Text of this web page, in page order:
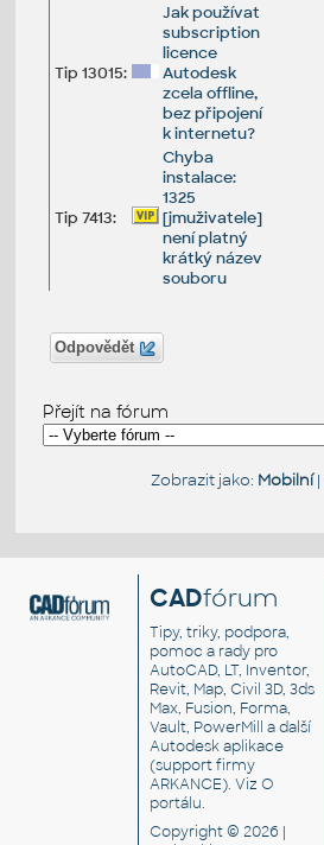
Tip 13015:
Jak používat
subscription
licence
Autodesk
zcela offline,
bez připojení
k internetu?
Tip 7413:
Chyba
instalace:
1325
[jmuživatele]
není platný
krátký název
souboru
Odpovědět
Přejít na fórum
Zobrazit jako: Mobilní|
CADfórum
Tipy, triky, podpora,
pomoc a rady pro
AutoCAD, LT, Inventor,
Revit, Map, Civil 3D, 3ds
Max, Fusion, Forma,
Vault, PowerMill a další
Autodesk aplikace
(support firmy
ARKANCE). VizO
portálu.
Copyright © 2026 |